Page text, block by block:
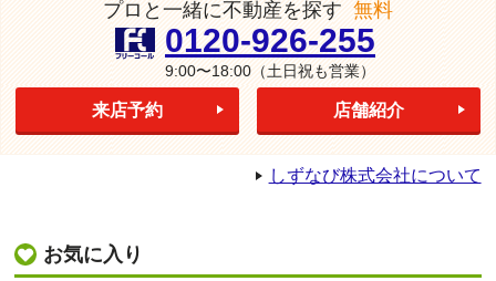
プロと一緒に不動産を探す 無料
0120-926-255
9:00〜18:00（土日祝も営業）
来店予約 店舗紹介
しずなび株式会社について
お気に入り